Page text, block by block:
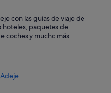
Adeje
con las guías de viaje de
hoteles, paquetes de
coches y mucho más.